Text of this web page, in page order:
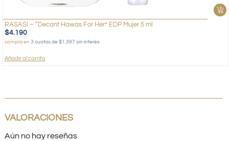
RASASI – “Decant Hawas For Her” EDP Mujer 5 ml
$4.190
compra en 3 cuotas de $1.397 sin interés
Añadir al carrito
VALORACIONES
Aún no hay reseñas